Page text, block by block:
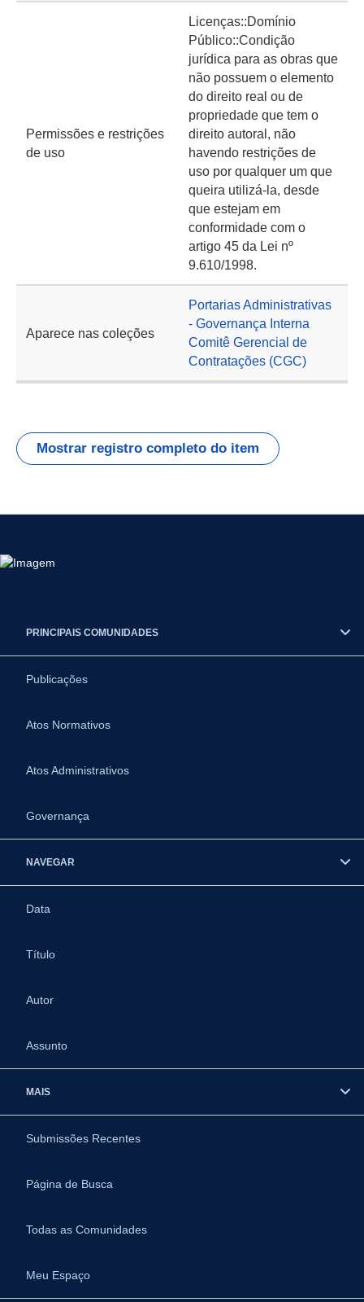
Permissões e restrições
de uso
Licenças::Domínio
Público::Condição
jurídica para as obras que
não possuem o elemento
do direito real ou de
propriedade que tem o
direito autoral, não
havendo restrições de
uso por qualquer um que
queira utilizá-la, desde
que estejam em
conformidade com o
artigo 45 da Lei nº
9.610/1998.
Aparece nas coleções
Portarias Administrativas
- Governança Interna
Comitê Gerencial de
Contratações (CGC)
Mostrar registro completo do item
PRINCIPAIS COMUNIDADES
Publicações
Atos Normativos
Atos Administrativos
Governança
NAVEGAR
Data
Título
Autor
Assunto
MAIS
Submissões Recentes
Página de Busca
Todas as Comunidades
Meu Espaço